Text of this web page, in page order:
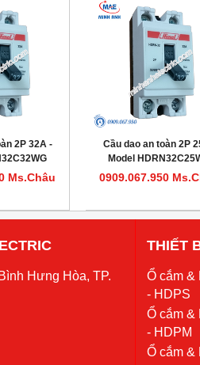
2P 32A -
Ms.Châu
Cầu dao an toàn 2P
Model
0909.067.950
Hưng Hòa, TP.
THIẾT
Ổ cắm &
- HDPS
Ổ cắm &
- HDPM
Ổ cắm &